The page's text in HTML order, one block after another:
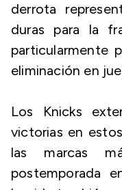
derrota
duras para la
particularmente
eliminación en
Los Knicks
victorias en
las marcas
postemporada